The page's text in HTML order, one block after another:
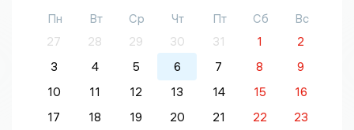
Пн Вт Ср Чт Пт Сб
Вс
27
28 29 30 31 1
2
3
4 5 6 7 8
9
10
11 12 13 14 15
16
17
18 19 20 21 22
23